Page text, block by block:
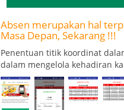
Absen merupakan hal
Masa Depan, Sekarang !!!
Penentuan titik koordinat
dalam mengelola kehadiran